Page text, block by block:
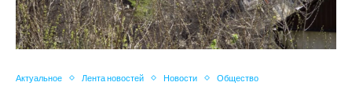
Актуальное Лента новостей Новости Общество